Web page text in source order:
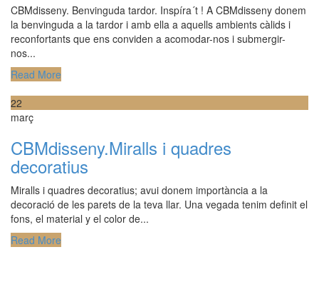
CBMdisseny. Benvinguda tardor. Inspíra´t ! A CBMdisseny donem
la benvinguda a la tardor i amb ella a aquells ambients càlids i
reconfortants que ens conviden a acomodar-nos i submergir-
nos...
Read More
22
març
CBMdisseny.Miralls i quadres
decoratius
Miralls i quadres decoratius; avui donem importància a la
decoració de les parets de la teva llar. Una vegada tenim definit el
fons, el material y el color de...
Read More